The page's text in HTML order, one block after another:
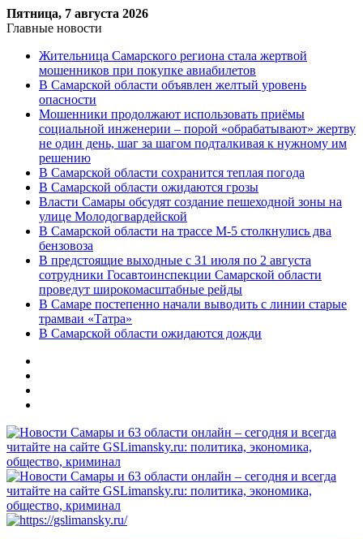
Пятница, 7 августа 2026
Главные новости
Жительница Самарского региона стала жертвой
мошенников при покупке авиабилетов
В Самарской области объявлен желтый уровень
опасности
Мошенники продолжают использовать приёмы
социальной инженерии – порой «обрабатывают» жертву
не один день, шаг за шагом подталкивая к нужному им
решению
В Самарской области сохранится теплая погода
В Самарской области ожидаются грозы
Власти Самары обсудят создание пешеходной зоны на
улице Молодогвардейской
В Самарской области на трассе М-5 столкнулись два
бензовоза
В предстоящие выходные с 31 июля по 2 августа
сотрудники Госавтоинспекции Самарской области
проведут широкомасштабные рейды
В Самаре постепенно начали выводить с линии старые
трамваи «Татра»
В Самарской области ожидаются дожди
Меню